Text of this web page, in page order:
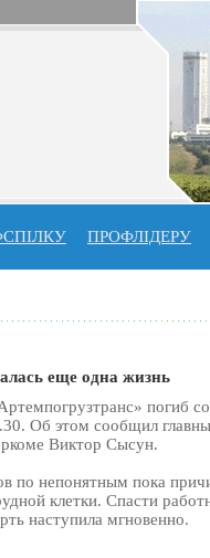
ПРОФЛIДЕРУ
еще одна жизнь
погиб
Об этом сообщил
Виктор Сысун.
по непонятным пока
клетки. Спасти
наступила мгновенно.